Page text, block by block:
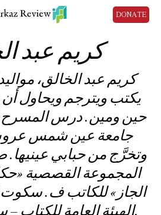
DONATE
كريم عبد
يكتب ويترجم ويحاول أن
حين ومين. درس المسرح
جامعة عين شمس
وتخرَّج من حبابي
المجموعة القصصية
الجاز» للكاتب ف. سكوت